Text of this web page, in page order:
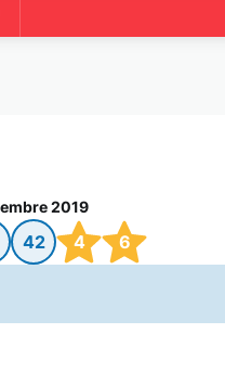
2019
42 4 6